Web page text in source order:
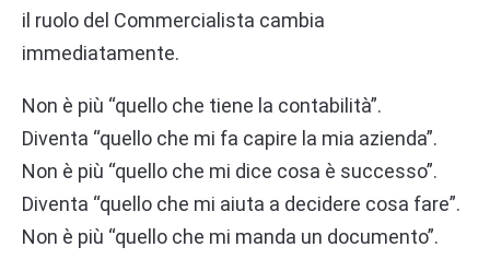
il ruolo del Commercialista cambia
immediatamente.
Non è più “quello che tiene la contabilità”.
Diventa “quello che mi fa capire la mia azienda”.
Non è più “quello che mi dice cosa è successo”.
Diventa “quello che mi aiuta a decidere cosa fare”.
Non è più “quello che mi manda un documento”.